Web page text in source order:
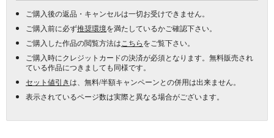
ご購入後の返品・キャンセルは一切お受けできません。
ご購入前に必ず推奨環境を満たしているかご確認下さい。
ご購入した作品の閲覧方法は こちらをご覧下さい。
ご購入時にクレジットカードの決済が必須となります。無料販売され
ている作品につきましても同様です。
セット値引きは、無料/半額キャンペーンとの併用は出来ません。
表示されているページ数は実際と異なる場合がございます。